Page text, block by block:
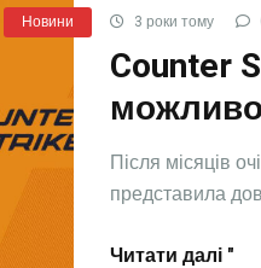
Новини 3 роки тому
Counter
Після місяців
представила
Читати далі "